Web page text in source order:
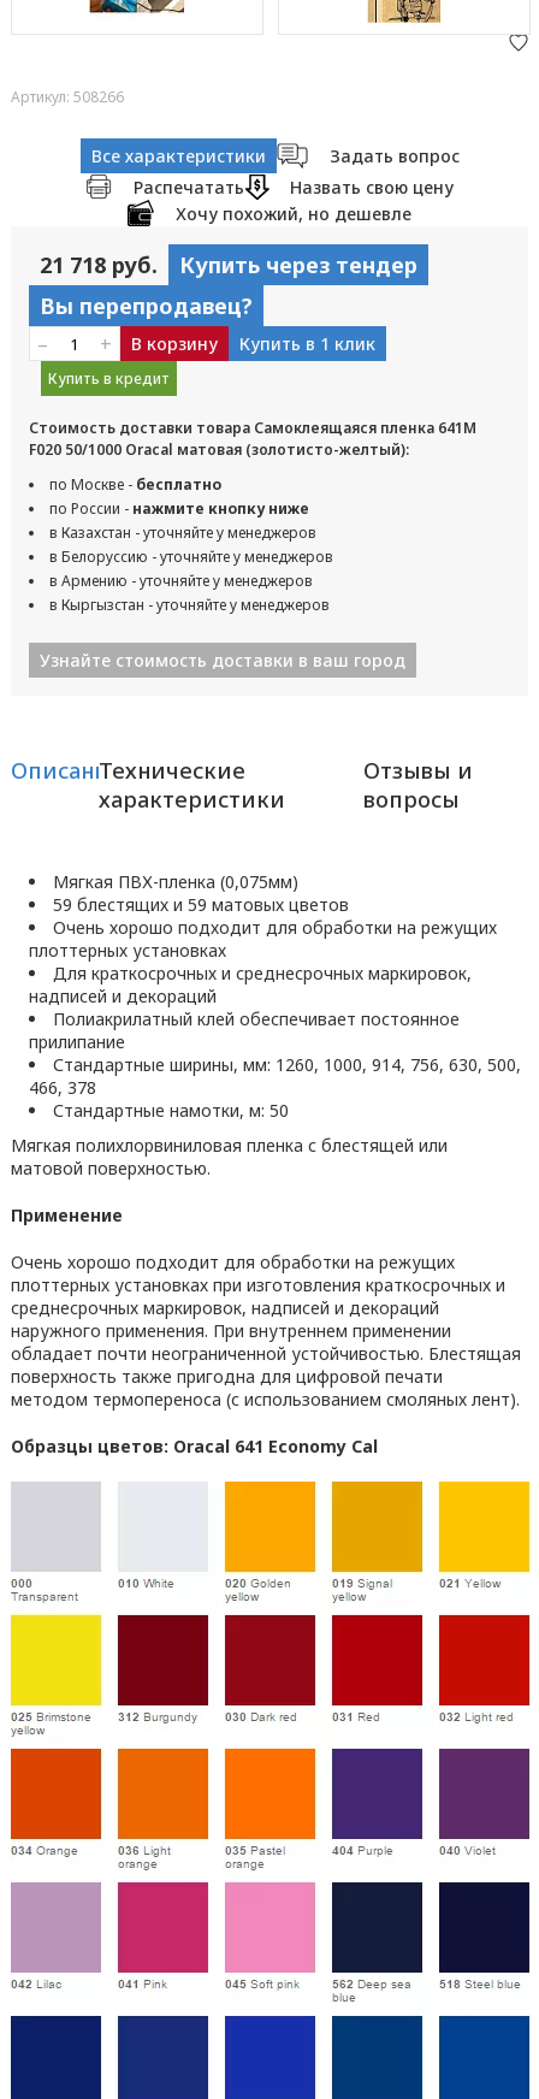
Артикул: 508266
Все характеристики
Задать вопрос
Распечатать
Назвать свою цену
Хочу похожий, но дешевле
21 718 руб.
Купить через тендер
Вы перепродавец?
– + В корзину Купить в 1 клик
Купить в кредит
Стоимость доставки товара Самоклеящаяся пленка 641M
F020 50/1000 Oracal матовая (золотисто-желтый):
по Москве - бесплатно
по России - нажмите кнопку ниже
в Казахстан - уточняйте у менеджеров
в Белоруссию - уточняйте у менеджеров
в Армению - уточняйте у менеджеров
в Кыргызстан - уточняйте у менеджеров
Узнайте стоимость доставки в ваш город
ОписаниеТехнические
характеристики
Отзывы и
вопросы
Мягкая ПВХ-пленка (0,075мм)
59 блестящих и 59 матовых цветов
Очень хорошо подходит для обработки на режущих
плоттерных установках
Для краткосрочных и среднесрочных маркировок,
надписей и декораций
Полиакрилатный клей обеспечивает постоянное
прилипание
Стандартные ширины, мм: 1260, 1000, 914, 756, 630, 500,
466, 378
Стандартные намотки, м: 50
Мягкая полихлорвиниловая пленка с блестящей или
матовой поверхностью.
Применение
Очень хорошо подходит для обработки на режущих
плоттерных установках при изготовления краткосрочных и
среднесрочных маркировок, надписей и декораций
наружного применения. При внутреннем применении
обладает почти неограниченной устойчивостью. Блестящая
поверхность также пригодна для цифровой печати
методом термопереноса (с использованием смоляных лент).
Образцы цветов: Oracal 641 Economy Cal